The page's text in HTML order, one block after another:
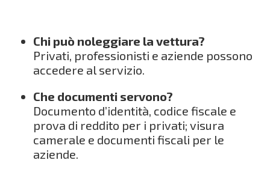
Chi può noleggiare la vettura?
Privati, professionisti e aziende possono
accedere al servizio.
Che documenti servono?
Documento d’identità, codice fiscale e
prova di reddito per i privati; visura
camerale e documenti fiscali per le
aziende.